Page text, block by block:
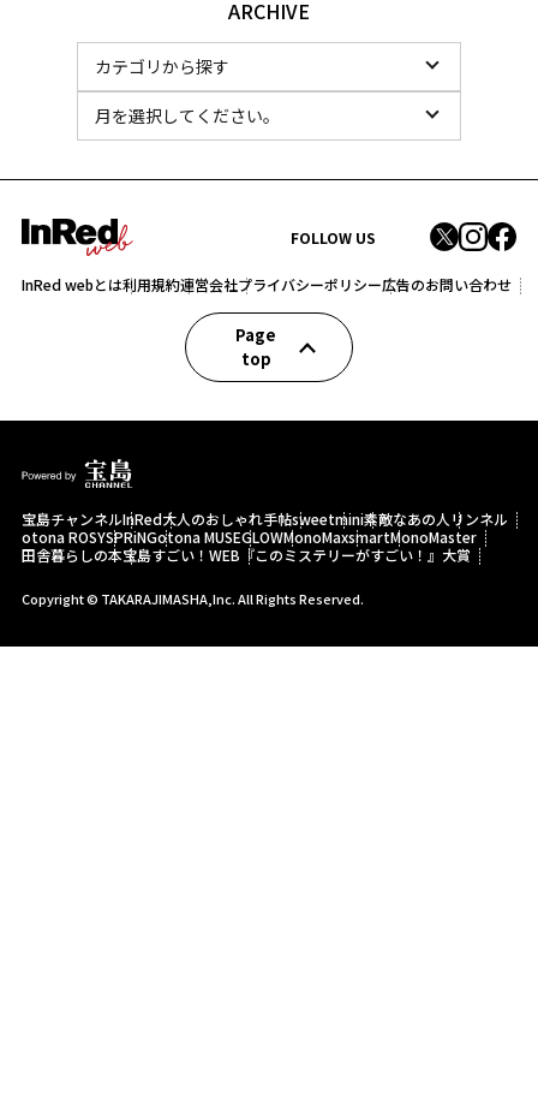
ARCHIVE
FOLLOW US
InRed webとは利用規約運営会社プライバシーポリシー広告のお問い合わせ
Page
top
宝島チャンネルInRed大人のおしゃれ手帖sweetmini素敵なあの人 リンネル
otona ROSYSPRiNGotona MUSEGLOWMonoMaxsmartMonoMaster
田舎暮らしの本宝島すごい！WEB 『このミステリーがすごい！』大賞
Copyright © TAKARAJIMASHA,Inc. All Rights Reserved.